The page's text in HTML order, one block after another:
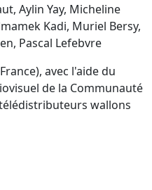
Aylin Yay, Micheline
Kadi, Muriel Bersy,
Pascal Lefebvre
avec l'aide du
de la Communauté
wallons